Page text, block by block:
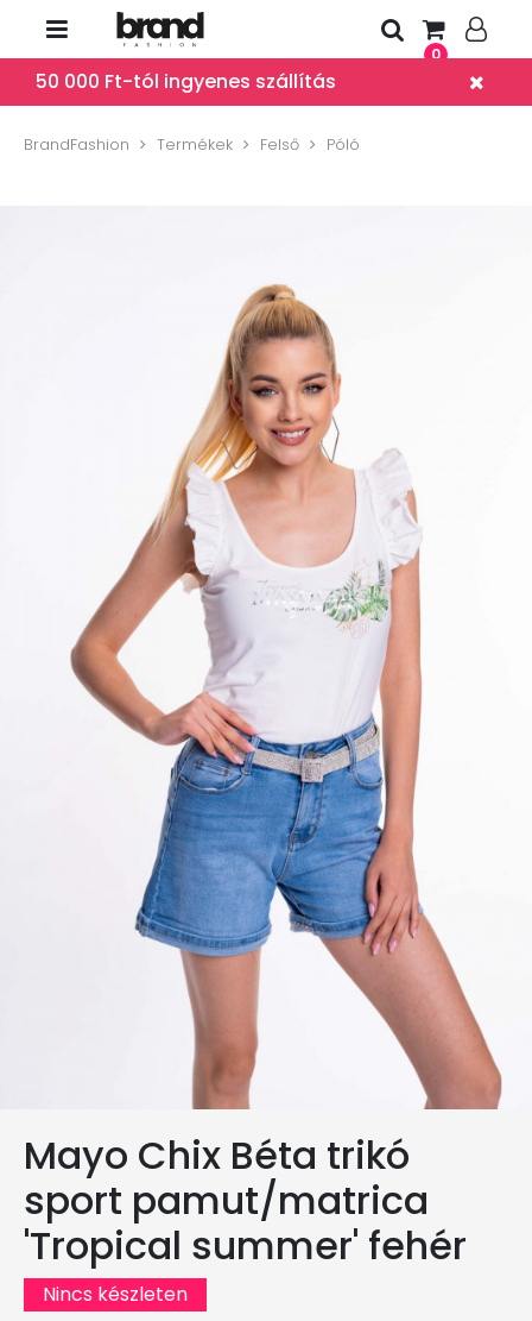
0
50 000 Ft-tól ingyenes szállítás
BrandFashion Termékek Felső Póló
Mayo Chix Béta trikó
sport pamut/matrica
'Tropical summer' fehér
Nincs készleten